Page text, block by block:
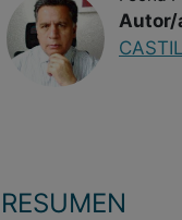
Autor/
RESUMEN